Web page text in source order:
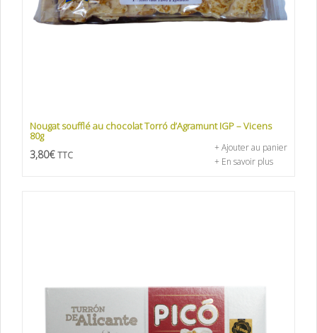
Nougat soufflé au chocolat Torró d’Agramunt IGP – Vicens
80g
3,80€ TTC
+ Ajouter au panier
+ En savoir plus